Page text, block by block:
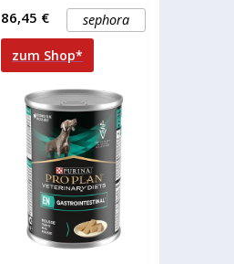
effizienten peeling
kombiniert. Die
kombination aus
sephora
86,45 €
zum Shop*